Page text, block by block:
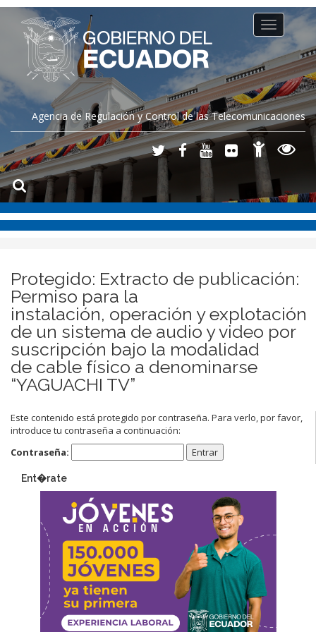
Agencia de Regulación y Control de las Telecomunicaciones
Toggle
navigation
Protegido: Extracto de publicación:
Permiso para la
instalación, operación y explotación
de un sistema de audio y video por
suscripción bajo la modalidad
de cable físico a denominarse
“YAGUACHI TV”
Este contenido está protegido por contraseña. Para verlo, por favor,
introduce tu contraseña a continuación:
Contraseña:
Ent�rate